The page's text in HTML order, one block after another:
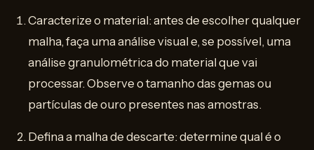
Caracterize o material: antes de escolher qualquer
malha, faça uma análise visual e, se possível, uma
análise granulométrica do material que vai
processar. Observe o tamanho das gemas ou
partículas de ouro presentes nas amostras.
Defina a malha de descarte: determine qual é o